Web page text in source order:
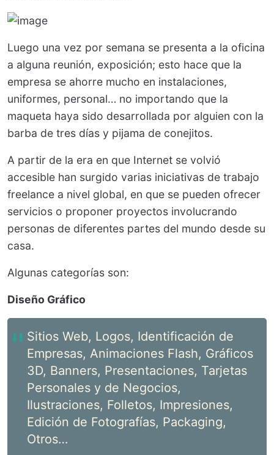
Luego una vez por semana se presenta a la oficina
a alguna reunión, exposición; esto hace que la
empresa se ahorre mucho en instalaciones,
uniformes, personal… no importando que la
maqueta haya sido desarrollada por alguien con la
barba de tres días y pijama de conejitos.
A partir de la era en que Internet se volvió
accesible han surgido varias iniciativas de trabajo
freelance a nivel global, en que se pueden ofrecer
servicios o proponer proyectos involucrando
personas de diferentes partes del mundo desde su
casa.
Algunas categorías son:
Diseño Gráfico
Sitios Web, Logos, Identificación de
Empresas, Animaciones Flash, Gráficos
3D, Banners, Presentaciones, Tarjetas
Personales y de Negocios,
Ilustraciones, Folletos, Impresiones,
Edición de Fotografías, Packaging,
Otros…